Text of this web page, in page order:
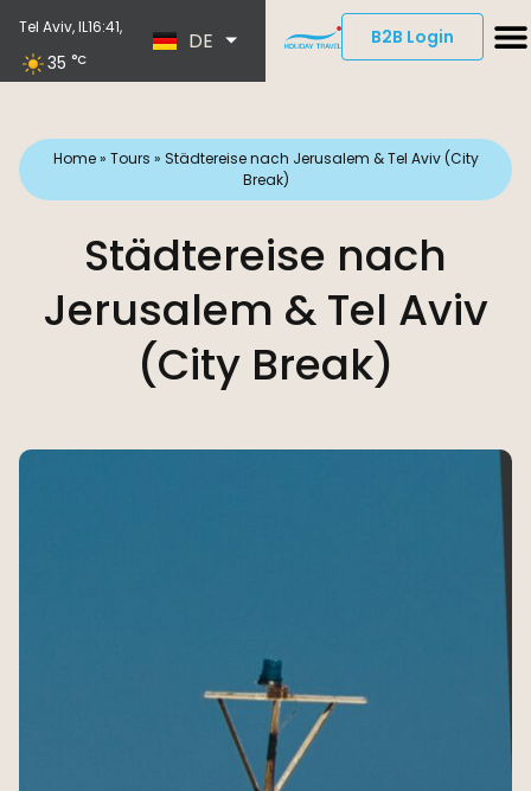
Tel Aviv, IL16:41,
35 °C
DE
ES
B2B Login
Home» Tours » Städtereise nach Jerusalem & Tel Aviv (City
Break)
Städtereise nach
Jerusalem & Tel Aviv
(City Break)